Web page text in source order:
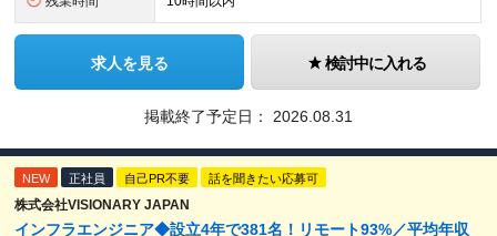
求人を見る 検討中に入れる
掲載終了予定日： 2026.08.31
NEW 正社員 自己PR不要 話を聞きたい応募可
株式会社VISIONARY JAPAN
インフラエンジニア◆設立4年で381名！リモート93%／平均年収